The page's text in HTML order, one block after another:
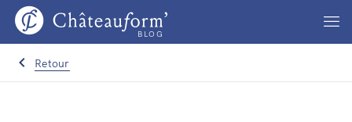
BLOG
Retour